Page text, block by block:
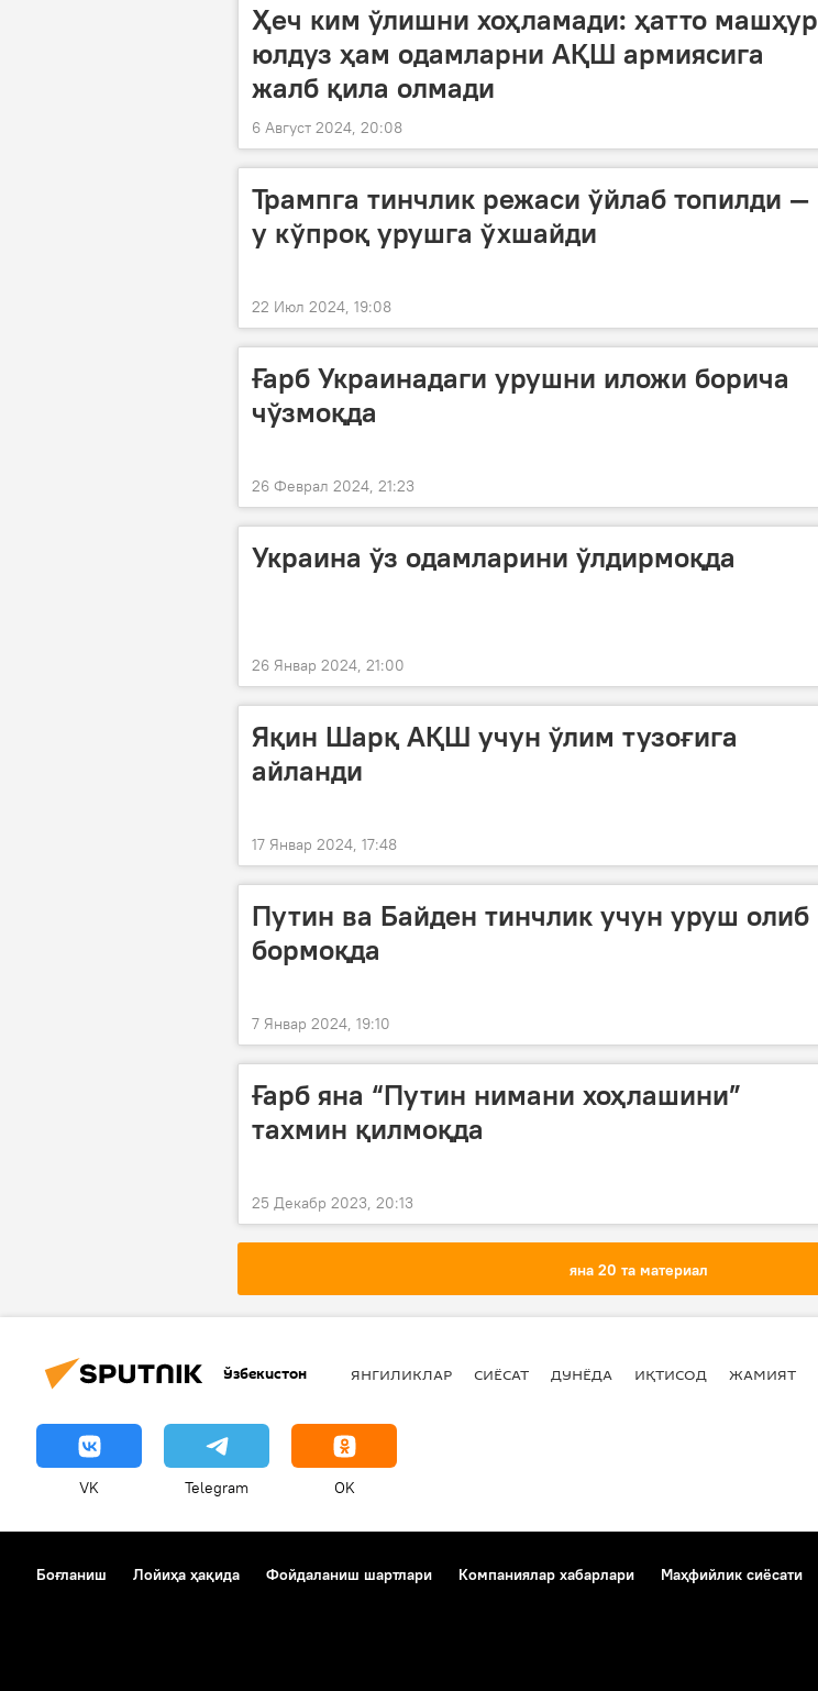
Ҳеч ким ўлишни хоҳламади: ҳатто машҳур
юлдуз ҳам одамларни АҚШ армиясига
жалб қила олмади
6 Август 2024, 20:08
Трампга тинчлик режаси ўйлаб топилди —
у кўпроқ урушга ўхшайди
22 Июл 2024, 19:08
Ғарб Украинадаги урушни иложи борича
чўзмоқда
26 Феврал 2024, 21:23
Украина ўз одамларини ўлдирмоқда
26 Январ 2024, 21:00
Яқин Шарқ АҚШ учун ўлим тузоғига
айланди
17 Январ 2024, 17:48
Путин ва Байден тинчлик учун уруш олиб
бормоқда
7 Январ 2024, 19:10
Ғарб яна “Путин нимани хоҳлашини”
тахмин қилмоқда
25 Декабр 2023, 20:13
яна 20 та материал
Ўзбекистон ЯНГИЛИКЛАР СИЁСАТ ДУНЁДА ИҚТИСОД ЖАМИЯТ
VK Telegram OK
Боғланиш Лойиҳа ҳақида Фойдаланиш шартлари Компаниялар хабарлари Маҳфийлик сиёсати